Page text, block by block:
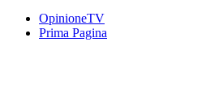
OpinioneTV
Prima Pagina